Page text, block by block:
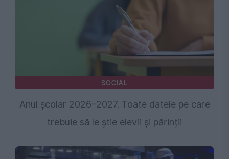
SOCIAL
Anul școlar 2026–2027. Toate datele pe care
trebuie să le știe elevii și părinții